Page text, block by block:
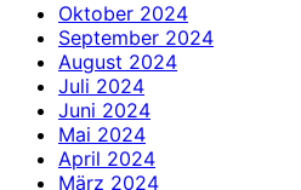
Oktober 2024
September 2024
August 2024
Juli 2024
Juni 2024
Mai 2024
April 2024
März 2024